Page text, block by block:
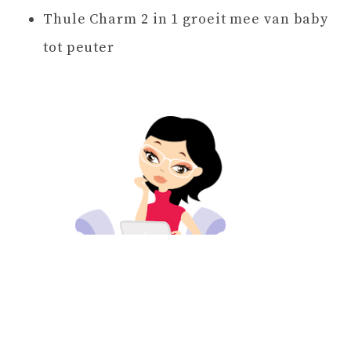
Thule Charm 2 in 1 groeit mee van baby
tot peuter